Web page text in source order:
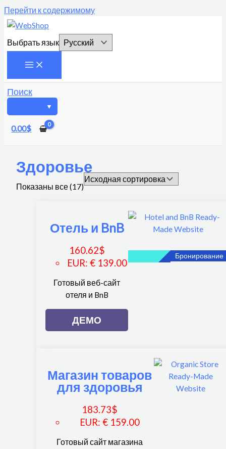
Перейти к содержимому
Выбрать язык
Поиск
0.00$
Здоровье
Показаны все (17)
Бронирование
Отель и BnB
160.62$
EUR: € 139.00
Готовый веб-сайт
отеля и BnB
ДЕМО
Магазин товаров
для здоровья
183.73$
EUR:€ 159.00
Готовый сайт магазина